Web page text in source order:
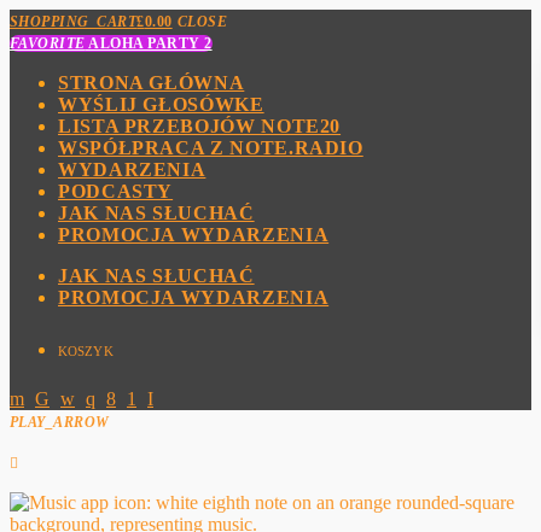
SHOPPING_CART£0.00 CLOSE
FAVORITE ALOHA PARTY 2
STRONA GŁÓWNA
WYŚLIJ GŁOSÓWKE
LISTA PRZEBOJÓW NOTE20
WSPÓŁPRACA Z NOTE.RADIO
WYDARZENIA
PODCASTY
JAK NAS SŁUCHAĆ
PROMOCJA WYDARZENIA
JAK NAS SŁUCHAĆ
PROMOCJA WYDARZENIA
KOSZYK
PLAY_ARROW